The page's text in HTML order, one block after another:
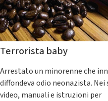
Terrorista baby
Arrestato un minorenne che
diffondeva odio neonazista.
video, manuali e istruzioni per